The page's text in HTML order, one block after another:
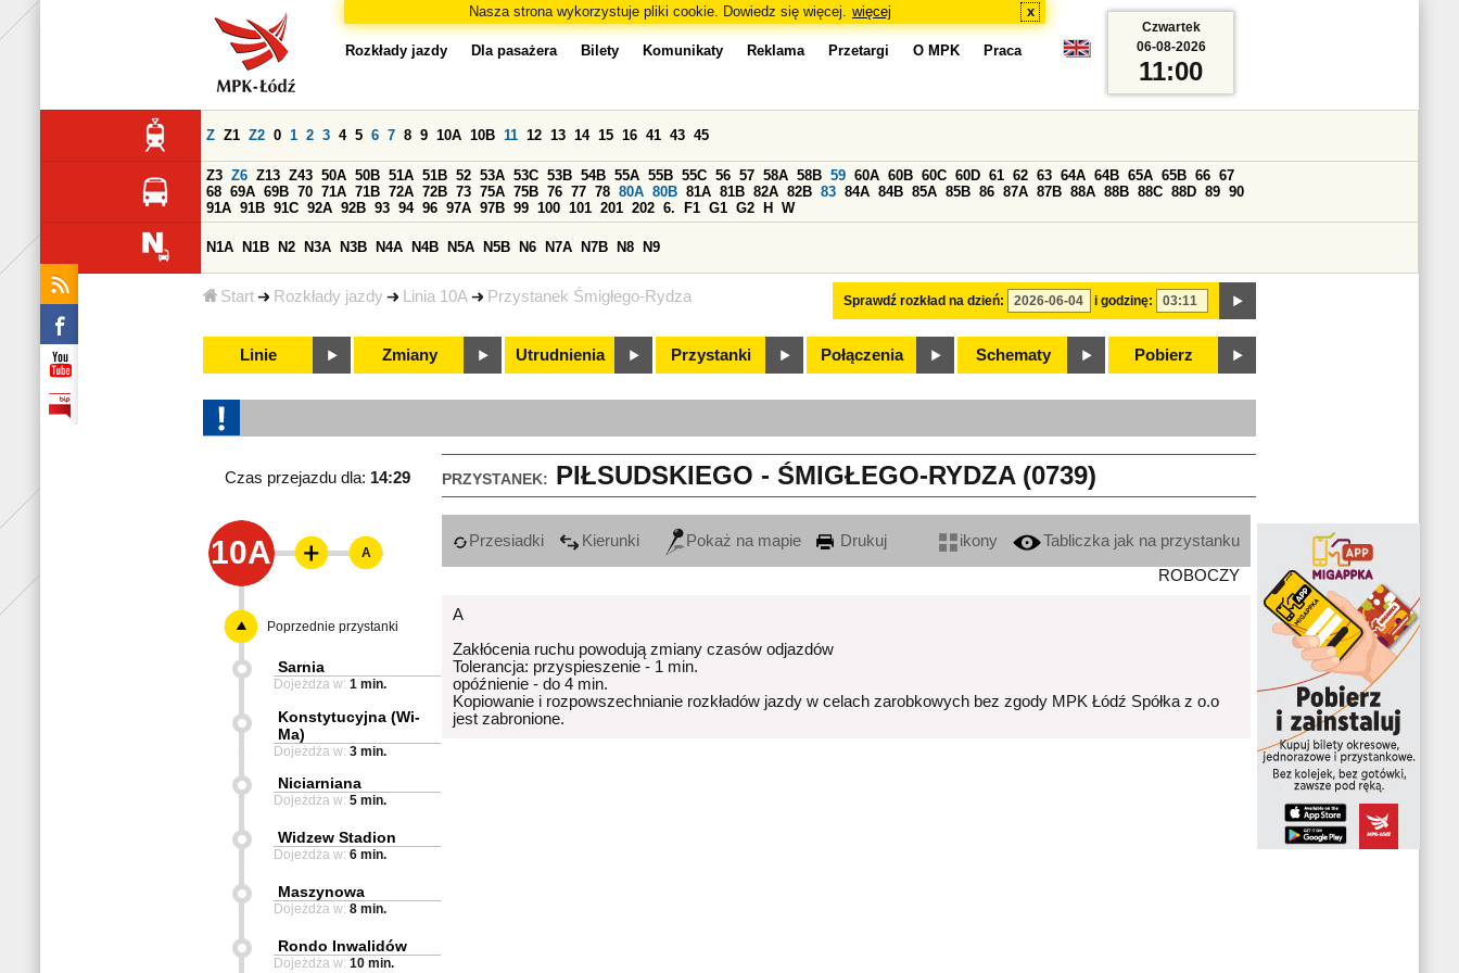
Nasza strona wykorzystuje pliki cookie. Dowiedz się więcej. więcej x
Start Rozkłady jazdy Linia 10A Przystanek Śmigłego-Rydza
Rozkłady jazdy Dla pasażera Bilety Komunikaty Reklama Przetargi O MPK Praca
Sprawdź rozkład na dzień: i godzinę:
Z Z1 Z2 0 1 2 3 4 5 6 7 8 9 10A 10B 11 12 13 14 15 16 41 43 45
Z3 Z6 Z13 Z43 50A 50B 51A 51B 52 53A 53C 53B 54B 55A 55B 55C 56 57 58A 58B 59 60A 60B 60C 60D 61 62 63 64A 64B 65A 65B 66 67
68 69A 69B 70 71A 71B 72A 72B 73 75A 75B 76 77 78 80A 80B 81A 81B 82A 82B 83 84A 84B 85A 85B 86 87A 87B 88A 88B 88C 88D 89 90
91A 91B 91C 92A 92B 93 94 96 97A 97B 99 100 101 201 202 6. F1 G1 G2 H W
N1A N1B N2 N3A N3B N4A N4B N5A N5B N6 N7A N7B N8 N9
Linie Zmiany Utrudnienia Przystanki Połączenia Schematy Pobierz
Czwartek
06-08-2026
11:00
PRZYSTANEK: PIŁSUDSKIEGO - ŚMIGŁEGO-RYDZA (0739)
Czas przejazdu dla: 14:29
10A Przesiadki Kierunki Pokaż na mapie Drukuj ikony
Tabliczka jak na przystanku
ROBOCZY
A
Zakłócenia ruchu powodują zmiany czasów odjazdów
Tolerancja: przyspieszenie - 1 min.
opóźnienie - do 4 min.
Kopiowanie i rozpowszechnianie rozkładów jazdy w celach zarobkowych bez zgody MPK Łódź Spółka z o.o
jest zabronione.
A
Poprzednie przystanki
Sarnia
Dojeżdża w: 1 min.
Konstytucyjna (Wi-
Ma)
Dojeżdża w: 3 min.
Niciarniana
Dojeżdża w: 5 min.
Widzew Stadion
Dojeżdża w: 6 min.
Maszynowa
Dojeżdża w: 8 min.
Rondo Inwalidów
Dojeżdża w: 10 min.